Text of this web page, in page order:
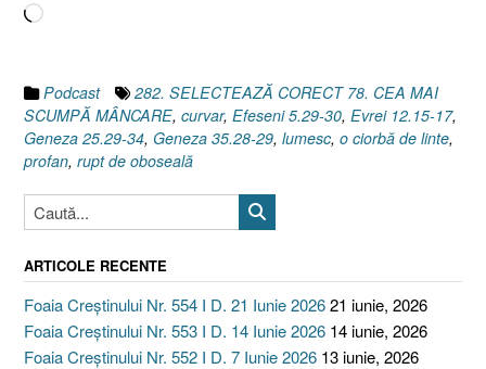
Încarc...
Podcast
282. SELECTEAZĂ CORECT 78. CEA MAI
SCUMPĂ MÂNCARE, curvar, Efeseni 5.29-30, Evrei 12.15-17,
Geneza 25.29-34, Geneza 35.28-29, lumesc, o ciorbă de linte,
profan, rupt de oboseală
ARTICOLE RECENTE
Foaia Creștinului Nr. 554 I D. 21 Iunie 202621 iunie, 2026
Foaia Creștinului Nr. 553 I D. 14 Iunie 2026 14 iunie, 2026
Foaia Creștinului Nr. 552 I D. 7 Iunie 2026 13 iunie, 2026